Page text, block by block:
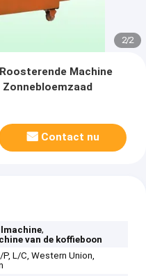
2/2
Machine
Contact nu
,
van de koffieboon
L/C, Western Union,